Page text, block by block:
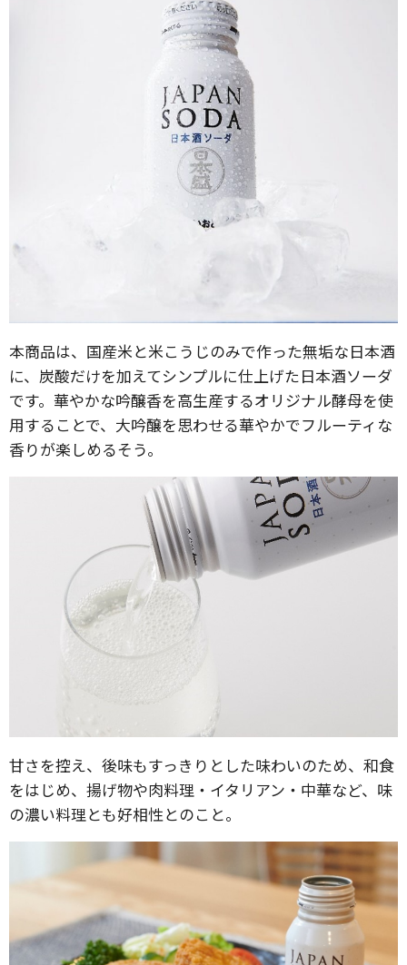
本商品は、国産米と米こうじのみで作った無垢な日本酒
に、炭酸だけを加えてシンプルに仕上げた日本酒ソーダ
です。華やかな吟醸香を高生産するオリジナル酵母を使
用することで、大吟醸を思わせる華やかでフルーティな
香りが楽しめるそう。
甘さを控え、後味もすっきりとした味わいのため、和食
をはじめ、揚げ物や肉料理・イタリアン・中華など、味
の濃い料理とも好相性とのこと。